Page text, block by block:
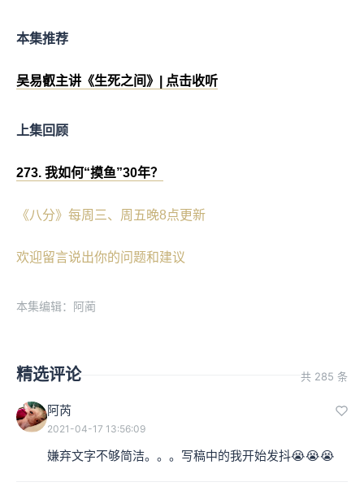
本集推荐
吴易叡主讲《生死之间》| 点击收听
上集回顾
273. 我如何“摸鱼”30年？
《八分》每周三、周五晚8点更新
欢迎留言说出你的问题和建议
本集编辑：阿蔺
精选评论 共 285 条
阿芮
2021-04-17 13:56:09
嫌弃文字不够简洁。。。写稿中的我开始发抖😭😭😭